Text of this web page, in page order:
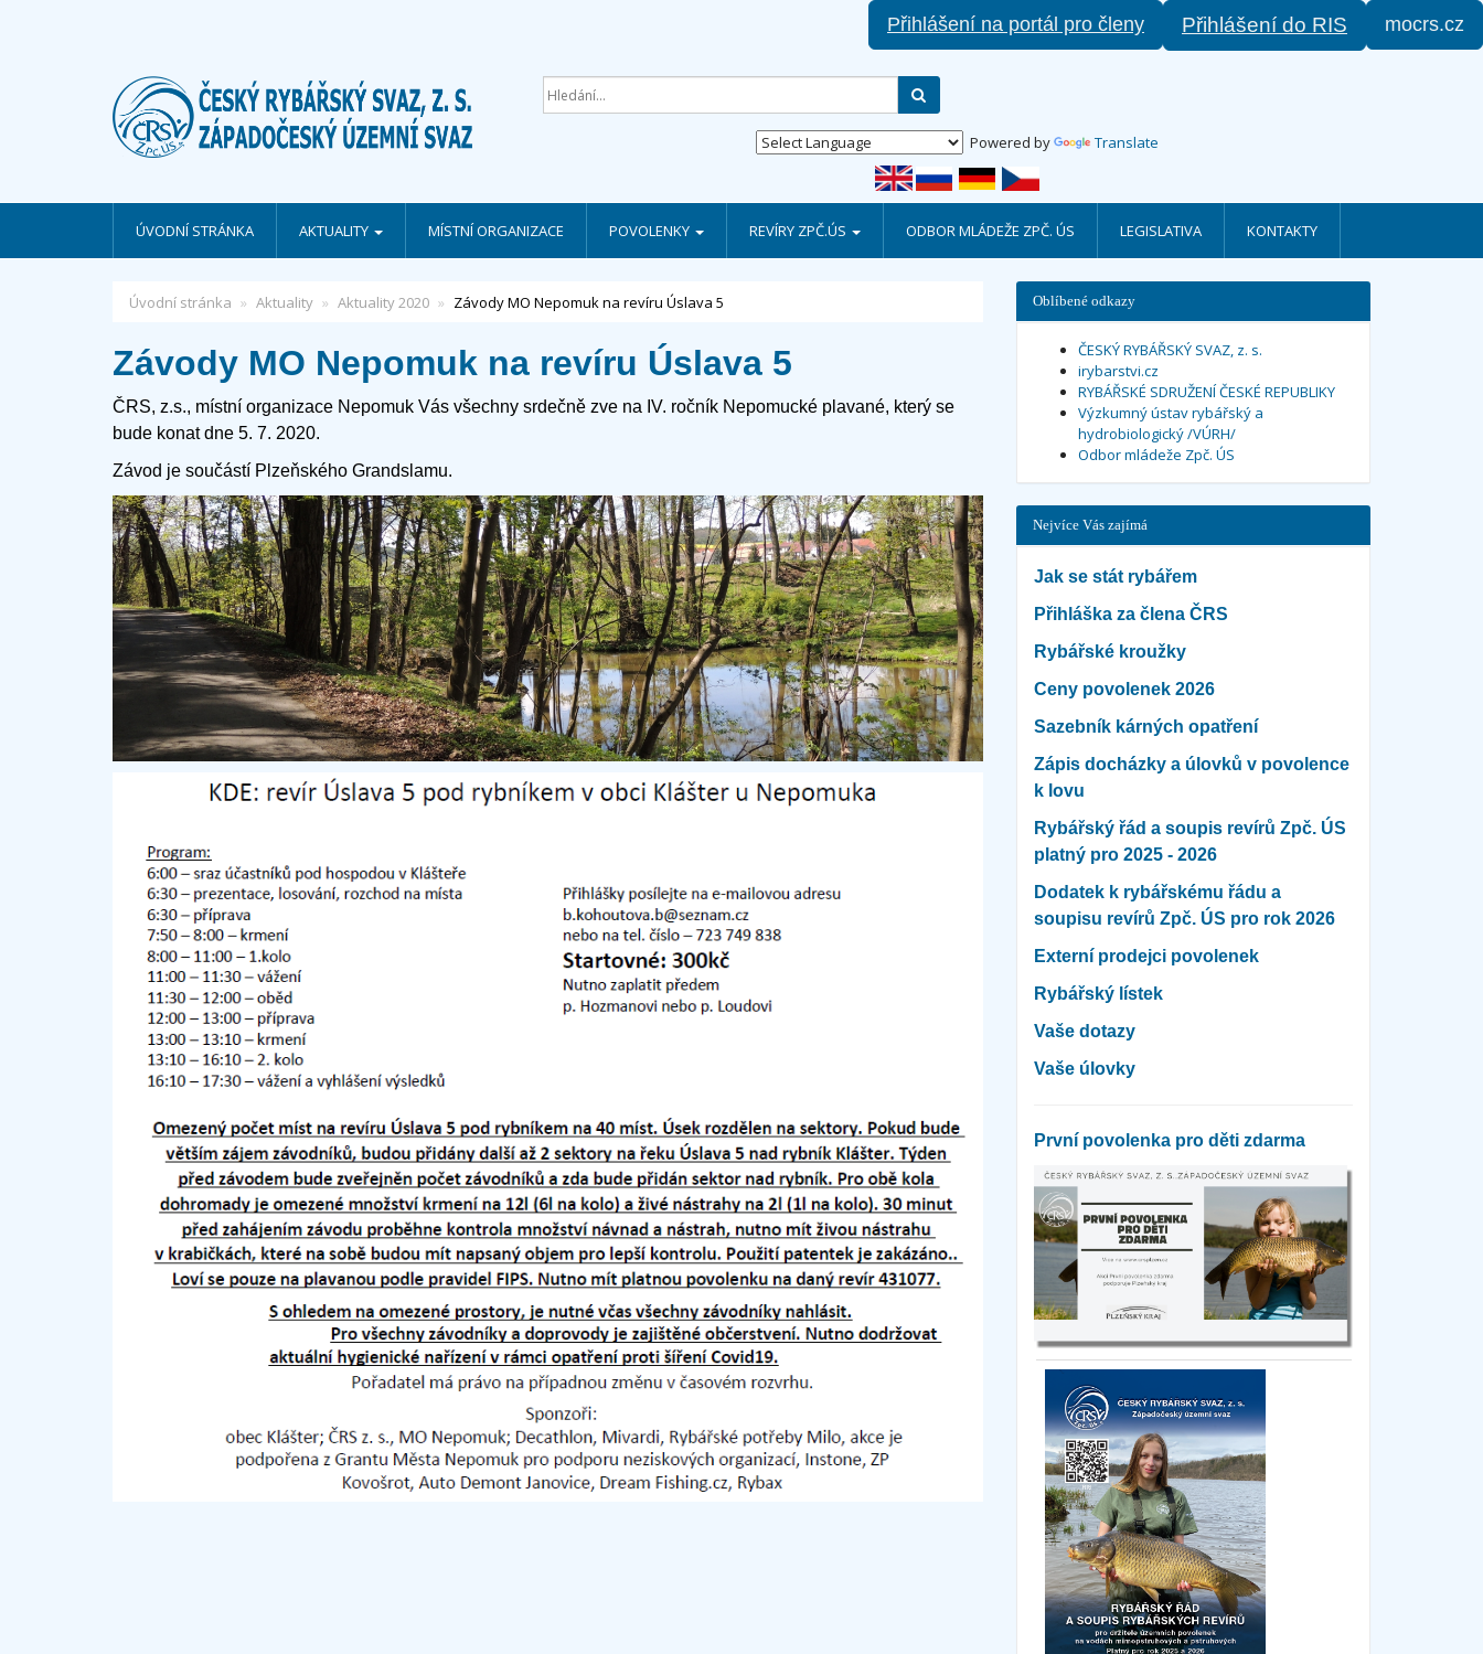
Přihlášení na portál pro členy Přihlášení do RIS mocrs.cz
Powered by Translate
ÚVODNÍ STRÁNKA AKTUALITY MÍSTNÍ ORGANIZACE POVOLENKY REVÍRY ZPČ.ÚS ODBOR MLÁDEŽE ZPČ. ÚS LEGISLATIVA KONTAKTY
Úvodní stránka Aktuality Aktuality 2020 Závody MO Nepomuk na revíru Úslava 5
Závody MO Nepomuk na revíru Úslava 5
ČRS, z.s., místní organizace Nepomuk Vás všechny srdečně zve na IV. ročník Nepomucké plavané, který se
bude konat dne 5. 7. 2020.
Závod je součástí Plzeňského Grandslamu.
Oblíbené odkazy
ČESKÝ RYBÁŘSKÝ SVAZ, z. s.
irybarstvi.cz
RYBÁŘSKÉ SDRUŽENÍ ČESKÉ REPUBLIKY
Výzkumný ústav rybářský a
hydrobiologický /VÚRH/
Odbor mládeže Zpč. ÚS
Nejvíce Vás zajímá
Jak se stát rybářem
Přihláška za člena ČRS
Rybářské kroužky
Ceny povolenek 2026
Sazebník kárných opatření
Zápis docházky a úlovků v povolence
k lovu
Rybářský řád a soupis revírů Zpč. ÚS
platný pro 2025 - 2026
Dodatek k rybářskému řádu a
soupisu revírů Zpč. ÚS pro rok 2026
Externí prodejci povolenek
Rybářský lístek
Vaše dotazy
Vaše úlovky
První povolenka pro děti zdarma